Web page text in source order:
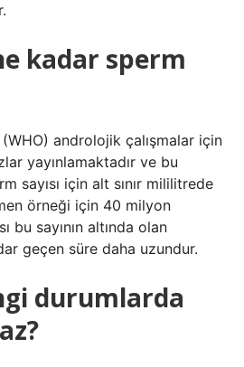
kadar sperm
androlojik çalışmalar için
yayınlamaktadır ve bu
sayısı için alt sınır mililitrede
örneği için 40 milyon
bu sayının altında olan
geçen süre daha uzundur.
durumlarda